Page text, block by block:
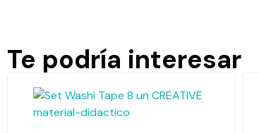
Te podría interesar